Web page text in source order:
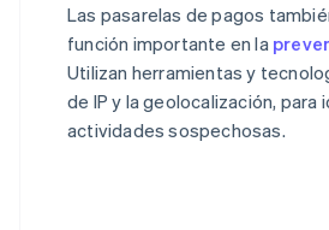
Las pasarelas de pagos
función importante en la
Utilizan herramientas y
de IP y la geolocalización,
actividades sospechosas.